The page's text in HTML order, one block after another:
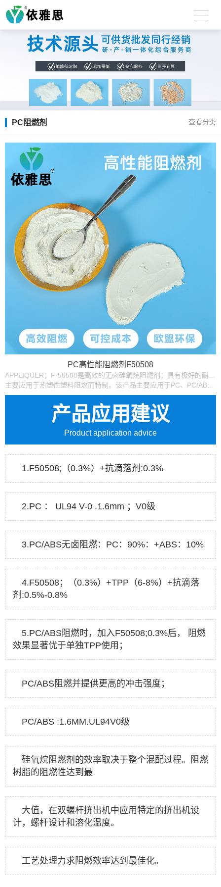
PC阻燃剂 查看分类
PC高性能阻燃剂F50508
APPLIQUER；F-50508是高效的无卤硅氧烷阻燃剂；具有极好的耐候性、耐水解性以及持久防火性。不溶于水推荐应用于PC以及PC合金无卤阻燃，同时PC材料保持原有的物.PC阻燃制品推荐：PC+GF电表外壳，墙面开关面板，充电器外壳。
主要应用于热塑性塑料阻燃而特制。该产品主要应用于PC、PC/ABS、PPO等无卤阻燃改性.阻燃效果好,加快树脂表面成炭速度。 加有：APPLIQUER：F-50508，燃烧后,表面光滑。
产品应用建议
Product application advice
1.F50508;（0.3%）+抗滴落剂:0.3%
2.PC ： UL94 V-0 .1.6mm ；V0级
3.PC/ABS无卤阻燃：PC：90%：+ABS：10%
4.F50508；（0.3%）+TPP（6-8%）+抗滴落
剂:0.5%-0.8%
5.PC/ABS阻燃时，加入F50508;0.3%后， 阻燃
效果显著优于单独TPP使用；
PC/ABS阻燃并提供更高的冲击强度；
PC/ABS :1.6MM.UL94V0级
硅氧烷阻燃剂的效率取决于整个混配过程。阻燃
树脂的阻燃性达到最
大值，在双螺杆挤出机中应用特定的挤出机设
计，螺杆设计和溶化温度。
工艺处理力求阻燃效率达到最佳化。